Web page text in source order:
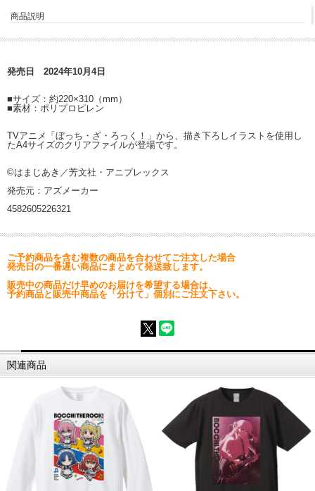
商品説明
発売日 2024年10月4日
■サイズ：約220×310（mm）
■素材：ポリプロピレン
TVアニメ「ぼっち・ざ・ろっく！」から、描き下ろしイラストを使用し
たA4サイズのクリアファイルが登場です。
©はまじあき／芳文社・アニプレックス
発売元：アズメーカー
4582605226321
ご予約商品を含む複数の商品を合わせてご注文した場合
発売日の一番遅い商品にまとめて発送致します。
販売中の商品だけ早めのお届けを希望する場合は、
予約商品と販売中商品を「分けて」個別にご注文下さい。
関連商品